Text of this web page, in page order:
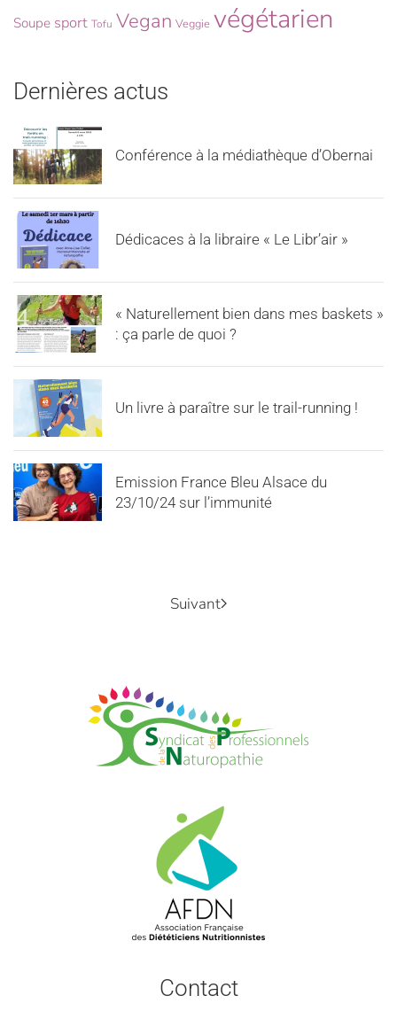
Soupe sport Tofu Vegan Veggie végétarien
Dernières actus
Conférence à la médiathèque d’Obernai
Dédicaces à la libraire « Le Libr’air »
« Naturellement bien dans mes baskets »
: ça parle de quoi ?
Un livre à paraître sur le trail-running !
Emission France Bleu Alsace du
23/10/24 sur l’immunité
Suivant
Contact